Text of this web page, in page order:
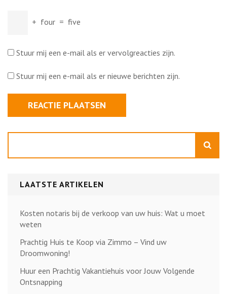
+ four = five
Stuur mij een e-mail als er vervolgreacties zijn.
Stuur mij een e-mail als er nieuwe berichten zijn.
LAATSTE ARTIKELEN
Kosten notaris bij de verkoop van uw huis: Wat u moet
weten
Prachtig Huis te Koop via Zimmo – Vind uw
Droomwoning!
Huur een Prachtig Vakantiehuis voor Jouw Volgende
Ontsnapping